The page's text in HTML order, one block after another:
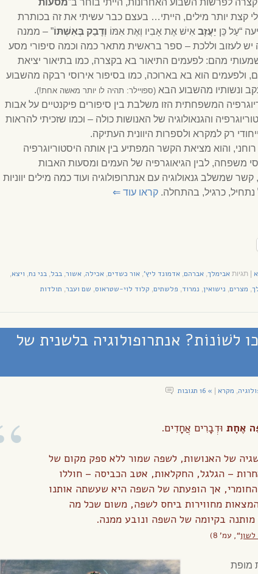
לפרשות השבוע האחרונות, הייתי בוחר ב”מסעות
לי קצת יותר מילים, הייתי… בעצם כבר עשיתי את זה בכותרת
“עַל כֵּן יַעֲזָב אִישׁ אֶת אָבִיו וְאֶת אִמּוֹ וְדָבַק בְּאִשְׁתּוֹ” – ממנה
לעזוב וללכת – ספר בראשית מתאר כמה וכמה סיפורי מסע
מהם: לפעמים התיאור בא בקצרה, כמו בתיאור יציאת
ולפעמים הוא בא בארוכה, כמו בסיפור אירוסי רבקה מהשבוע
ונשותיו מהשבוע הבא (ספויילר: תהיה לו יותר מאשה אחת!).
המשפחתית הזו משלבת בין סיפורים פיקנטיים על אבות
והגנאולוגיה של האנושות כולה – וכמו שזכיתי להראות
רק למקרא ולספרות היוונית העתיקה.
רוחני, והוא מציאת הקשר המפתיע בין אותה היסטוריוגרפיה
משפחה, לבין הגיאוגרפיה של העמים ומסעות האבות
שמשלב גנאולוגיה עם אנתרופולוגיה ועוד כמה מילים יווניות
כרגיל, בהתחלה. קראו עוד ⇐
תגיות אבימלך, אברהם, אדמונד ליץ', אור כשדים, אכילה, אשור, בבל, בני נח, ויצא,
, מצרים, נישואין, נמרוד, פלשתים, קלוד לוי-שטראוס, שם ועבר, תולדות
לשׁוֹנוֹת? אנתרופולוגיה בלשנית של
, מקרא » 16 תגובות
אֶחָת וּדְבָרִים אֲחָדִים.
של האנושות, לשפה שמור ללא ספק מקום של
– הגלגל, החקלאות, אטב הכביסה – חוללו
החומרי, אך הופעתה של השפה היא שעשתה אותנו
מחווירות ביחס לשפה, משום שכל מה
בקיומה של השפה ונובע ממנה.
לשון“, עמ’ 8)
מופת